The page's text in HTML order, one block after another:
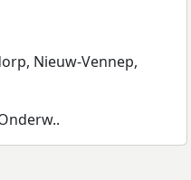
Nieuw-Vennep,